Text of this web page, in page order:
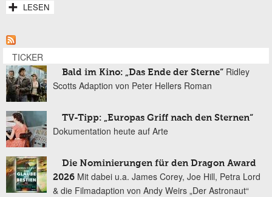
LESEN
TICKER
Bald im Kino: „Das Ende der Sterne“ Ridley
Scotts Adaption von Peter Hellers Roman
TV-Tipp: „Europas Griff nach den Sternen“
Dokumentation heute auf Arte
Die Nominierungen für den Dragon Award
2026 Mit dabei u.a. James Corey, Joe Hill, Petra Lord
& die Filmadaption von Andy Weirs „Der Astronaut“